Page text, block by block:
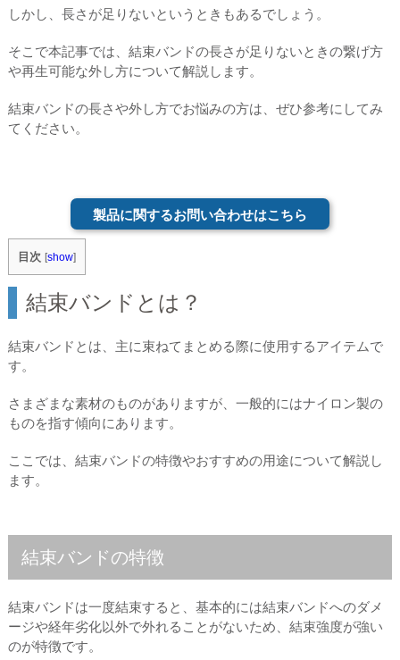
しかし、長さが足りないというときもあるでしょう。
そこで本記事では、結束バンドの長さが足りないときの繋げ方
や再生可能な外し方について解説します。
結束バンドの長さや外し方でお悩みの方は、ぜひ参考にしてみ
てください。
製品に関するお問い合わせはこちら
目次 [show]
結束バンドとは？
結束バンドとは、主に束ねてまとめる際に使用するアイテムで
す。
さまざまな素材のものがありますが、一般的にはナイロン製の
ものを指す傾向にあります。
ここでは、結束バンドの特徴やおすすめの用途について解説し
ます。
結束バンドの特徴
結束バンドは一度結束すると、基本的には結束バンドへのダメ
ージや経年劣化以外で外れることがないため、結束強度が強い
のが特徴です。